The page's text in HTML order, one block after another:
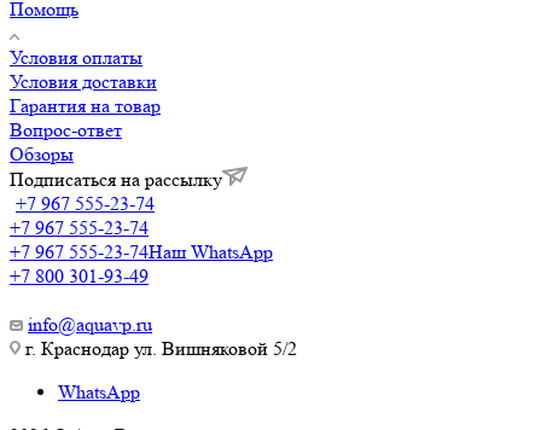
Помощь
Условия оплаты
Условия доставки
Гарантия на товар
Вопрос-ответ
Обзоры
Подписаться на рассылку
+7 967 555-23-74
+7 967 555-23-74
+7 967 555-23-74Наш WhatsApp
+7 800 301-93-49
info@aquavp.ru
г. Краснодар ул. Вишняковой 5/2
WhatsApp